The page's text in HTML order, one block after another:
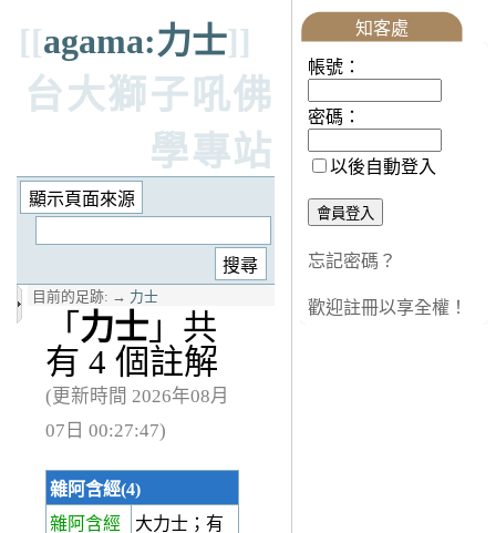
[[agama:力士]]
台大獅子吼佛
學專站
目前的足跡: → 力士
「 力士 」共
有 4 個註解
(更新時間 2026年08月
07日 00:27:47)
雜阿含經(4)
雜阿含經
大力士；有
知客處
帳號：
密碼：
以後自動登入
忘記密碼？
歡迎註冊以享全權！